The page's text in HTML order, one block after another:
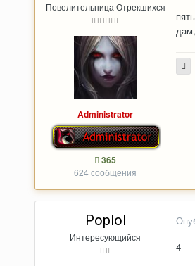
Повелительница Отрекшихся
Administrator
365
624 сообщения
пять
Poplol
Интересующийся
4